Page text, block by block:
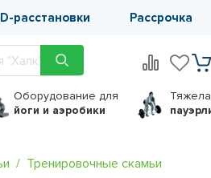
расстановки Рассрочка
Оборудование для
йоги и аэробики
Тренировочные скамьи